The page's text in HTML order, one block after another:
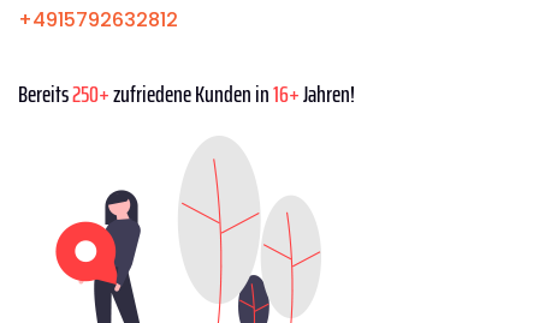
+4915792632812
Bereits250+zufriedene Kunden in16+Jahren!